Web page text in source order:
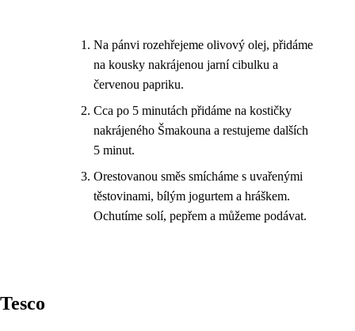
Na pánvi rozehřejeme olivový olej, přidáme
na kousky nakrájenou jarní cibulku a
červenou papriku.
Cca po 5 minutách přidáme na kostičky
nakrájeného Šmakouna a restujeme dalších
5 minut.
Orestovanou směs smícháme s uvařenými
těstovinami, bílým jogurtem a hráškem.
Ochutíme solí, pepřem a můžeme podávat.
Tesco